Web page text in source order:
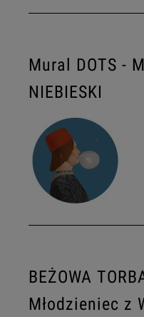
Mural DOTS -
NIEBIESKI
BEŻOWA
Młodzieniec z